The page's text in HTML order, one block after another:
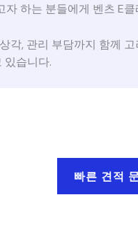
하는 분들에게 벤츠 E
, 관리 부담까지 함께
있습니다.
빠른 견적